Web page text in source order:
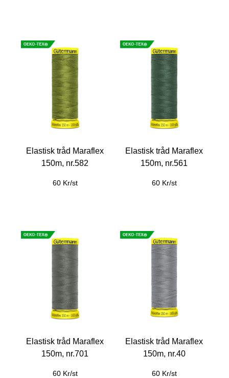
Elastisk tråd Maraflex
150m, nr.582
60 Kr/st
Elastisk tråd Maraflex
150m, nr.561
60 Kr/st
Elastisk tråd Maraflex
150m, nr.701
60 Kr/st
Elastisk tråd Maraflex
150m, nr.40
60 Kr/st